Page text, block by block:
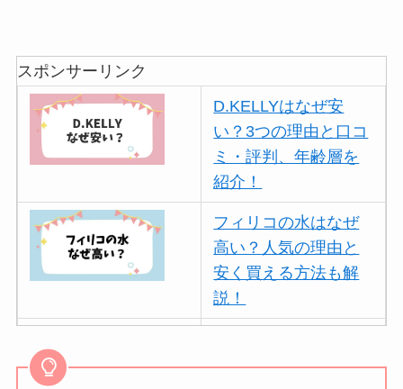
スポンサーリンク
D.KELLYはなぜ安
い？3つの理由と口コ
ミ・評判、年齢層を
紹介！
フィリコの水はなぜ
高い？人気の理由と
安く買える方法も解
説！
ンはなぜ人気？3つの